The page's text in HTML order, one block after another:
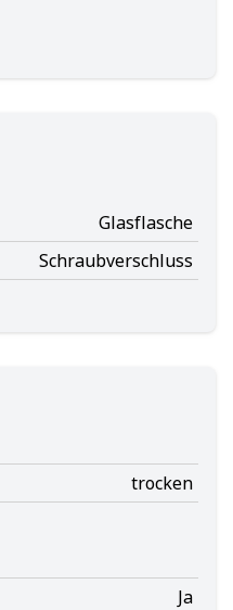
Glasflasche
Schraubverschluss
trocken
Ja